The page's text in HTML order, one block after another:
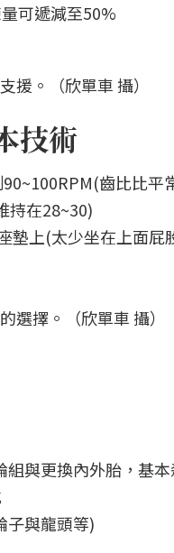
可遞減至50%
。（欣單車 攝）
技術
齒比比平
持在28~30)
墊上(太少坐在上面屁
擇。（欣單車 攝）
與更換內外胎，基
子與龍頭等)